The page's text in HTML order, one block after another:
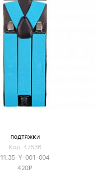
подтяжки
Код: 47536
11.35-Y-001-004
420v